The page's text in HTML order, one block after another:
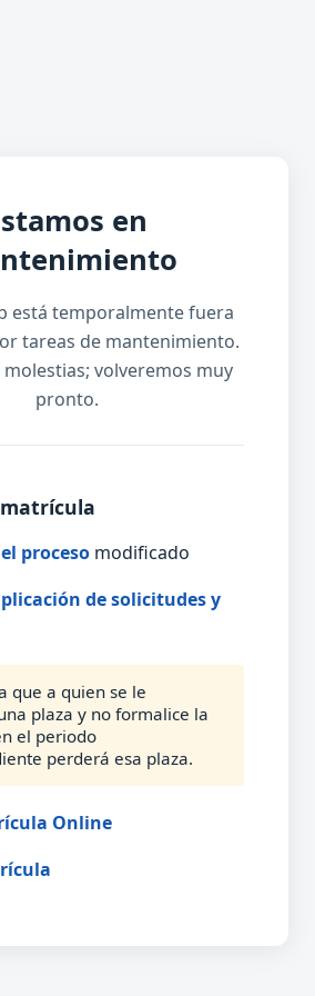
en
está temporalmente fuera
tareas de mantenimiento.
molestias; volveremos muy
pronto.
proceso modificado
de solicitudes y
que a quien se le
plaza y no formalice la
el periodo
perderá esa plaza.
Online